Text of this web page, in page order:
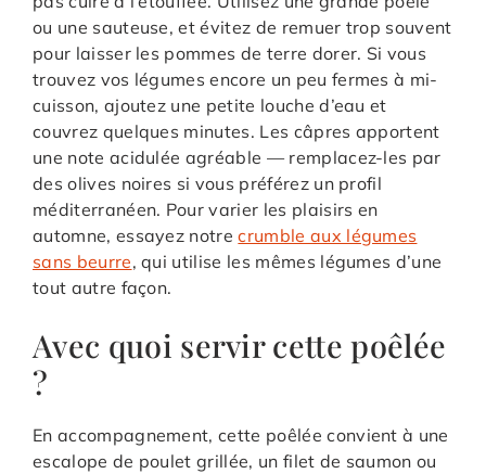
ou une sauteuse, et évitez de remuer trop souvent
pour laisser les pommes de terre dorer. Si vous
trouvez vos légumes encore un peu fermes à mi-
cuisson, ajoutez une petite louche d’eau et
couvrez quelques minutes. Les câpres apportent
une note acidulée agréable — remplacez-les par
des olives noires si vous préférez un profil
méditerranéen. Pour varier les plaisirs en
automne, essayez notrecrumble aux légumes
sans beurre, qui utilise les mêmes légumes d’une
tout autre façon.
Avec quoi servir cette poêlée
?
En accompagnement, cette poêlée convient à une
escalope de poulet grillée, un filet de saumon ou